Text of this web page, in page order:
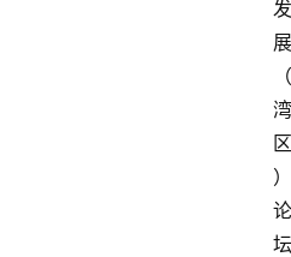
发
展
（
湾
区
）
论
坛